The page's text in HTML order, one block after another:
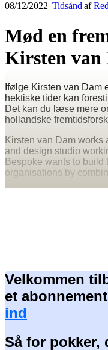
08/12/2022| Tidsånd|af
Mød en
Kirsten van
Ifølge Kirsten van Dam
hektiske tider kan
Det kan du læse mere
hollandske
Kirsten van Dam works
and design studio
Bespoke wants to build
organisations by
Velkommen
et
ind
Så for pokker,